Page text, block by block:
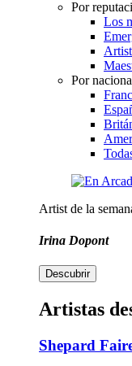
Por
Los
Por
Artist de la
Irina Dopont
Descubrir
Artistas
Shepard